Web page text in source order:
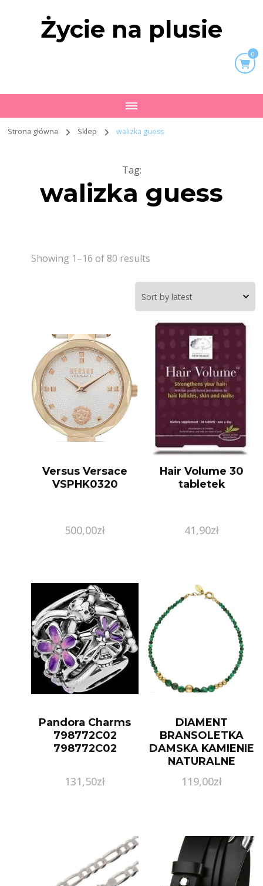
Życie na plusie
0
Strona główna Sklep walizka guess
Tag:
walizka guess
Showing 1–16 of 80 results
Versus Versace
VSPHK0320
500,00zł
Hair Volume 30
tabletek
41,90zł
Pandora Charms
798772C02
798772C02
131,50zł
DIAMENT
BRANSOLETKA
DAMSKA KAMIENIE
NATURALNE
HAMETYT
119,00zł